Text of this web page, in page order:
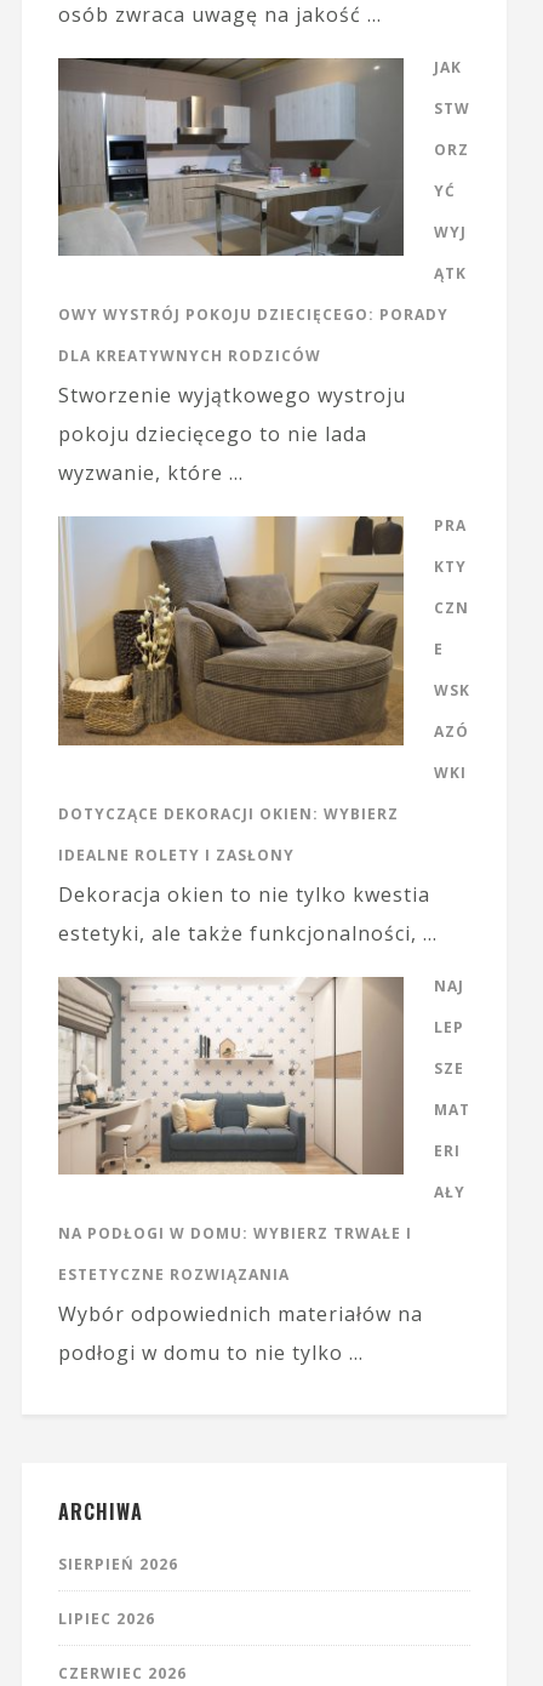
osób zwraca uwagę na jakość …
JAK
STW
ORZ
YĆ
WYJ
ĄTK
OWY WYSTRÓJ POKOJU DZIECIĘCEGO: PORADY
DLA KREATYWNYCH RODZICÓW
Stworzenie wyjątkowego wystroju
pokoju dziecięcego to nie lada
wyzwanie, które …
PRA
KTY
CZN
E
WSK
AZÓ
WKI
DOTYCZĄCE DEKORACJI OKIEN: WYBIERZ
IDEALNE ROLETY I ZASŁONY
Dekoracja okien to nie tylko kwestia
estetyki, ale także funkcjonalności, …
NAJ
LEP
SZE
MAT
ERI
AŁY
NA PODŁOGI W DOMU: WYBIERZ TRWAŁE I
ESTETYCZNE ROZWIĄZANIA
Wybór odpowiednich materiałów na
podłogi w domu to nie tylko …
ARCHIWA
SIERPIEŃ 2026
LIPIEC 2026
CZERWIEC 2026